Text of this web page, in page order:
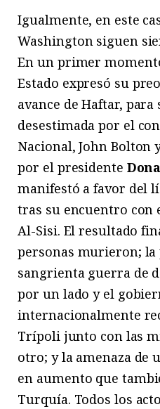
Igualmente, en este
Washington siguen
En un primer
Estado expresó su
avance de Haftar,
desestimada por el
Nacional, John Bolton
por el presidente
manifestó a favor del
tras su encuentro con
Al-Sisi. El resultado
personas murieron; la
sangrienta guerra de
por un lado y el
internacionalmente
Trípoli junto con las
otro; y la amenaza de
en aumento que
Turquía. Todos los